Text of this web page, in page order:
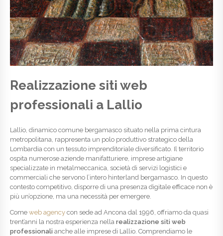
Realizzazione siti web
professionali a Lallio
Lallio, dinamico comune bergamasco situato nella prima cintura
metropolitana, rappresenta un polo produttivo strategico della
Lombardia con un tessuto imprenditoriale diversificato. Il territorio
ospita numerose aziende manifatturiere, imprese artigiane
specializzate in metalmeccanica, società di servizi logistici e
commerciali che servono l’intero hinterland bergamasco. In questo
contesto competitivo, disporre di una presenza digitale efficace non è
più un’opzione, ma una necessità per emergere.
Come web agency con sede ad Ancona dal 1996, offriamo da quasi
trent’anni la nostra esperienza nella realizzazione siti web
professionali anche alle imprese di Lallio. Comprendiamo le